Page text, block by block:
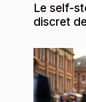
Le self-
discret